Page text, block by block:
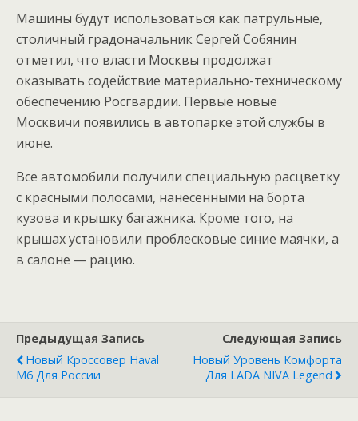
Машины будут использоваться как патрульные,
столичный градоначальник Сергей Собянин
отметил, что власти Москвы продолжат
оказывать содействие материально-техническому
обеспечению Росгвардии. Первые новые
Москвичи появились в автопарке этой службы в
июне.
Все автомобили получили специальную расцветку
с красными полосами, нанесенными на борта
кузова и крышку багажника. Кроме того, на
крышах установили проблесковые синие маячки, а
в салоне — рацию.
Предыдущая Запись
Новый Кроссовер Haval
M6 Для России
Следующая Запись
Новый Уровень Комфорта
Для LADA NIVA Legend